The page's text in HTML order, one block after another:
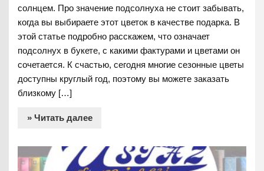
солнцем. Про значение подсолнуха не стоит забывать,
когда вы выбираете этот цветок в качестве подарка. В
этой статье подробно расскажем, что означает
подсолнух в букете, с какими фактурами и цветами он
сочетается. К счастью, сегодня многие сезонные цветы
доступны круглый год, поэтому вы можете заказать
близкому […]
» Читать далее